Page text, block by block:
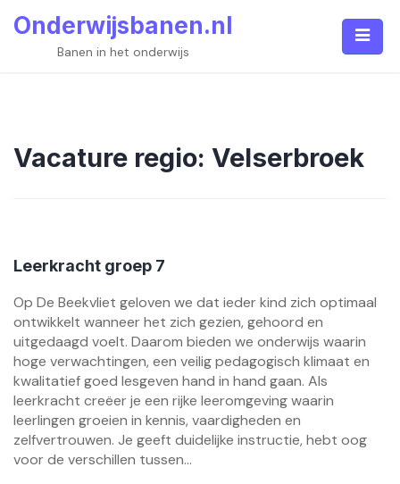
Onderwijsbanen.nl
Banen in het onderwijs
Vacature regio: Velserbroek
Leerkracht groep 7
Op De Beekvliet geloven we dat ieder kind zich optimaal
ontwikkelt wanneer het zich gezien, gehoord en
uitgedaagd voelt. Daarom bieden we onderwijs waarin
hoge verwachtingen, een veilig pedagogisch klimaat en
kwalitatief goed lesgeven hand in hand gaan. Als
leerkracht creëer je een rijke leeromgeving waarin
leerlingen groeien in kennis, vaardigheden en
zelfvertrouwen. Je geeft duidelijke instructie, hebt oog
voor de verschillen tussen...